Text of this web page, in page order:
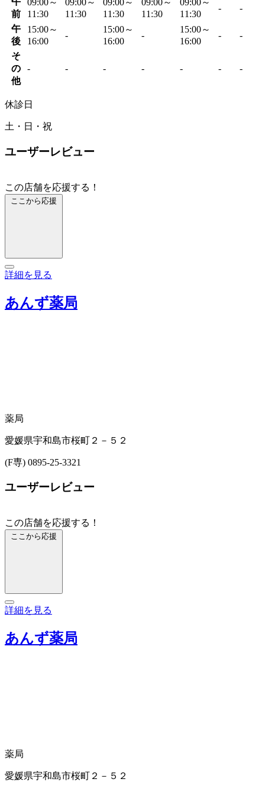
前
09:00～
11:30
09:00～
11:30
09:00～
11:30
09:00～
11:30
09:00～
11:30
- -
午
後
15:00～
16:00
-
15:00～
16:00
-
15:00～
16:00
- -
そ
の
他
- - - - - - -
休診日
土・日・祝
ユーザーレビュー
この店舗を応援する！
ここから応援
詳細を見る
あんず薬局
薬局
愛媛県宇和島市桜町２－５２
(F専) 0895-25-3321
ユーザーレビュー
この店舗を応援する！
ここから応援
詳細を見る
あんず薬局
薬局
愛媛県宇和島市桜町２－５２